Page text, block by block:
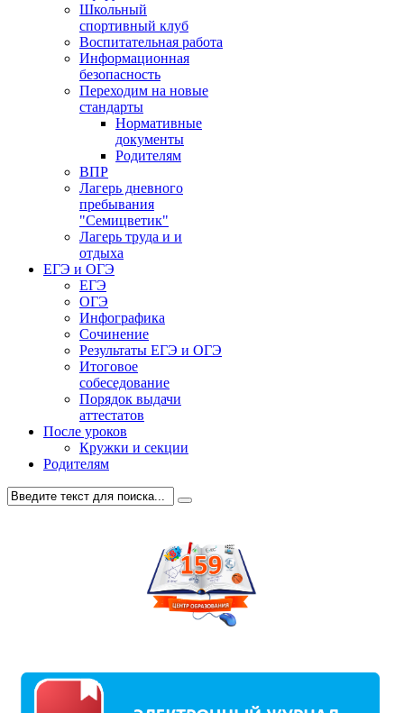
Школьный
спортивный клуб
Воспитательная работа
Информационная
безопасность
Переходим на новые
стандарты
Нормативные
документы
Родителям
ВПР
Лагерь дневного
пребывания
"Семицветик"
Лагерь труда и и
отдыха
ЕГЭ и ОГЭ
ЕГЭ
ОГЭ
Инфографика
Сочинение
Результаты ЕГЭ и ОГЭ
Итоговое
собеседование
Порядок выдачи
аттестатов
После уроков
Кружки и секции
Родителям